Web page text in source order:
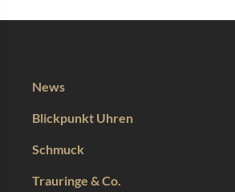
News
Blickpunkt Uhren
Schmuck
Trauringe & Co.